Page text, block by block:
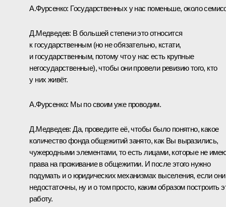
А.Фурсенко: Государственных у нас поменьше, около
Д.Медведев: В большей степени это относится
к государственным (но не обязательно, кстати,
и государственным, потому что у нас есть крупные
негосударственные), чтобы они провели ревизию того, кто
у них живёт.
А.Фурсенко: Мы по своим уже проводим.
Д.Медведев:Да, проведите её, чтобы было понятно, какое
количество фонда общежитий занято, как Вы выразились,
чужеродными элементами, то есть лицами, которые не
права на проживание в общежитии. И после этого нужно
подумать и о юридических механизмах выселения, если они
недостаточны, ну и о том просто, каким образом построить
работу.